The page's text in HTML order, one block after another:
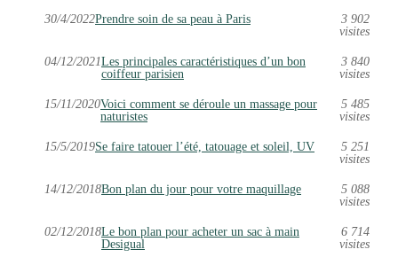
30/4/2022Prendre soin de sa peau à Paris
3 902
visites
04/12/2021Les principales caractéristiques d’un bon
coiffeur parisien
3 840
visites
15/11/2020Voici comment se déroule un massage pour
naturistes
5 485
visites
15/5/2019Se faire tatouer l’été, tatouage et soleil, UV
5 251
visites
14/12/2018Bon plan du jour pour votre maquillage
5 088
visites
02/12/2018Le bon plan pour acheter un sac à main
Desigual
6 714
visites